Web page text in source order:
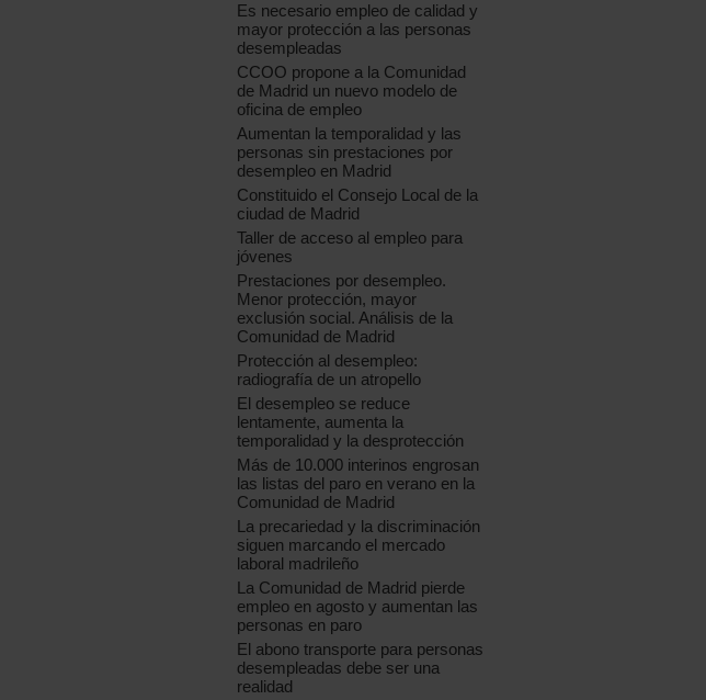
Es necesario empleo de calidad y
mayor protección a las personas
desempleadas
CCOO propone a la Comunidad
de Madrid un nuevo modelo de
oficina de empleo
Aumentan la temporalidad y las
personas sin prestaciones por
desempleo en Madrid
Constituido el Consejo Local de la
ciudad de Madrid
Taller de acceso al empleo para
jóvenes
Prestaciones por desempleo.
Menor protección, mayor
exclusión social. Análisis de la
Comunidad de Madrid
Protección al desempleo:
radiografía de un atropello
El desempleo se reduce
lentamente, aumenta la
temporalidad y la desprotección
Más de 10.000 interinos engrosan
las listas del paro en verano en la
Comunidad de Madrid
La precariedad y la discriminación
siguen marcando el mercado
laboral madrileño
La Comunidad de Madrid pierde
empleo en agosto y aumentan las
personas en paro
El abono transporte para personas
desempleadas debe ser una
realidad